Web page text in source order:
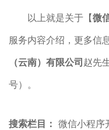
以上就是关于【微
服务内容介绍，更多信
（云南）有限公司赵先
号）。
搜索栏目： 微信小程序